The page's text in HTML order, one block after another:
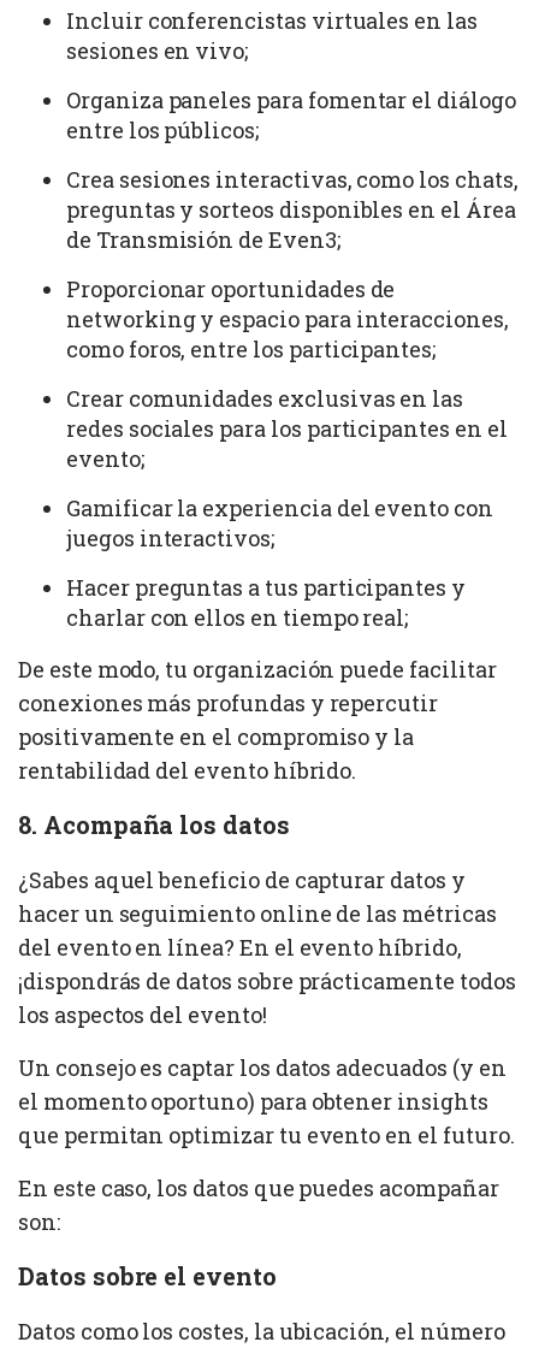
Incluir conferencistas virtuales en las
sesiones en vivo;
Organiza paneles para fomentar el diálogo
entre los públicos;
Crea sesiones interactivas, como los chats,
preguntas y sorteos disponibles en el Área
de Transmisión de Even3;
Proporcionar oportunidades de
networking y espacio para interacciones,
como foros, entre los participantes;
Crear comunidades exclusivas en las
redes sociales para los participantes en el
evento;
Gamificar la experiencia del evento con
juegos interactivos;
Hacer preguntas a tus participantes y
charlar con ellos en tiempo real;
De este modo, tu organización puede facilitar
conexiones más profundas y repercutir
positivamente en el compromiso y la
rentabilidad del evento híbrido.
8. Acompaña los datos
¿Sabes aquel beneficio de capturar datos y
hacer un seguimiento online de las métricas
del evento en línea? En el evento híbrido,
¡dispondrás de datos sobre prácticamente todos
los aspectos del evento!
Un consejo es captar los datos adecuados (y en
el momento oportuno) para obtener insights
que permitan optimizar tu evento en el futuro.
En este caso, los datos que puedes acompañar
son:
Datos sobre el evento
Datos como los costes, la ubicación, el número